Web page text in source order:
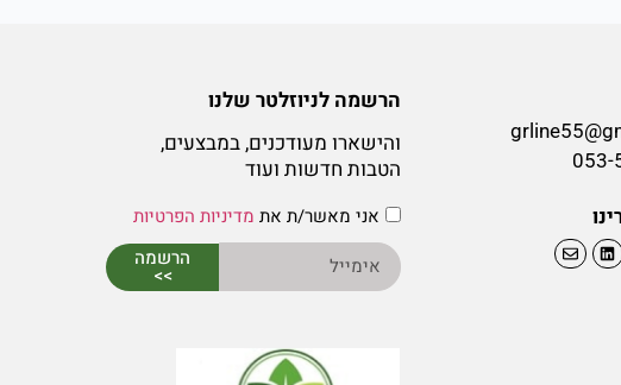
053-
הרשמה לניוזלטר שלנו
והישארו מעודכנים, במבצעים,
הטבות חדשות ועוד
אני מאשר/ת את מדיניות הפרטיות
הרשמה
>>